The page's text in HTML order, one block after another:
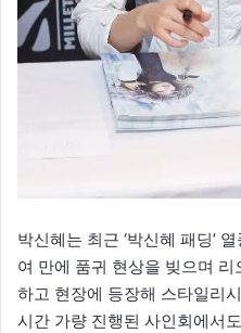
박신혜는 최근 ‘박신혜 패딩’
여 만에 품귀 현상을 빚으며 리
하고 현장에 등장해 스타일리
시간 가량 진행된 사인회에서